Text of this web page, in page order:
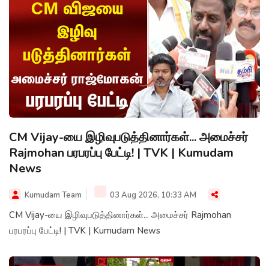
CM Vijay-யை இழிவுபடுத்தினார்கள்... அமைச்சர்
Rajmohan பரபரப்பு பேட்டி! | TVK | Kumudam
News
Kumudam Team 03 Aug 2026, 10:33 AM
CM Vijay-யை இழிவுபடுத்தினார்கள்... அமைச்சர் Rajmohan
பரபரப்பு பேட்டி! | TVK | Kumudam News